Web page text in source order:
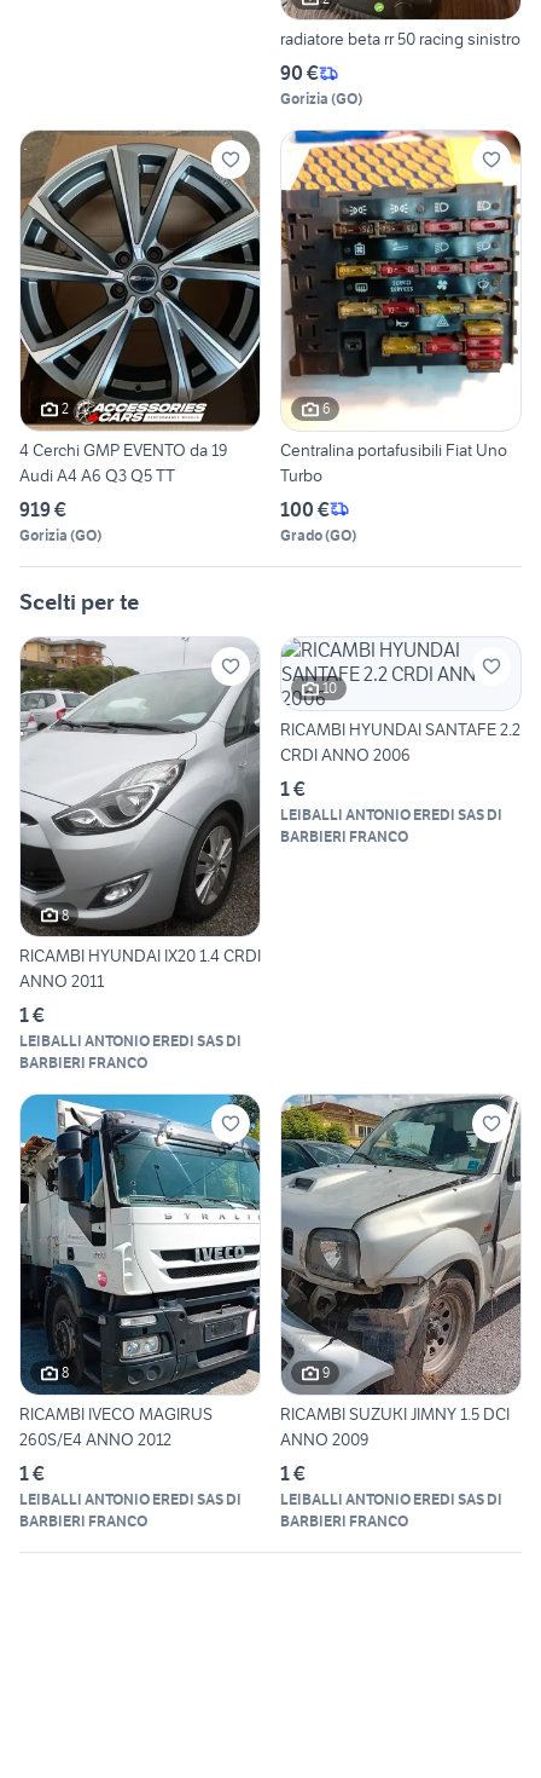
radiatore beta rr 50 racing sinistro
90 €
Gorizia (GO)
2
4 Cerchi GMP EVENTO da 19
Audi A4 A6 Q3 Q5 TT
919 €
Gorizia (GO)
6
Centralina portafusibili Fiat Uno
Turbo
100 €
Grado(GO)
Scelti per te
8
RICAMBI HYUNDAI IX20 1.4 CRDI
ANNO 2011
1 €
LEIBALLI ANTONIO EREDI SAS DI
BARBIERI FRANCO
10
RICAMBI HYUNDAI SANTAFE 2.2
CRDI ANNO 2006
1 €
LEIBALLI ANTONIO EREDI SAS DI
BARBIERI FRANCO
8
RICAMBI IVECO MAGIRUS
260S/E4 ANNO 2012
1 €
LEIBALLI ANTONIO EREDI SAS DI
BARBIERI FRANCO
9
RICAMBI SUZUKI JIMNY 1.5 DCI
ANNO 2009
1 €
LEIBALLI ANTONIO EREDI SAS DI
BARBIERI FRANCO